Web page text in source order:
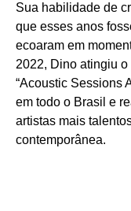
Sua habilidade de
que esses anos
ecoaram em
2022, Dino atingiu
“Acoustic Sessions
em todo o Brasil e
artistas mais
contemporânea.